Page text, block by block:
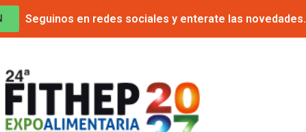
Seguinos en redes sociales y enterate las novedades.